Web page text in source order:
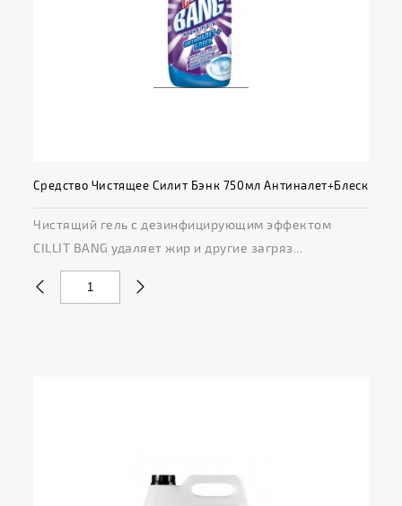
Средство Чистящее Силит Бэнк 750мл Антиналет+Блеск
Чистящий гель с дезинфицирующим эффектом
CILLIT BANG удаляет жир и другие загряз...